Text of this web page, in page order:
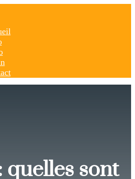
quelles sont